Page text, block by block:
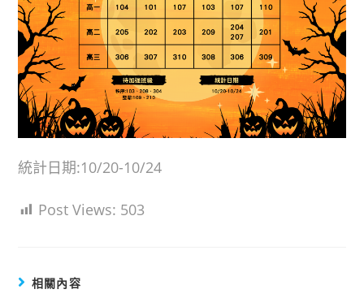
統計日期:10/20-10/24
Post Views: 503
相關內容